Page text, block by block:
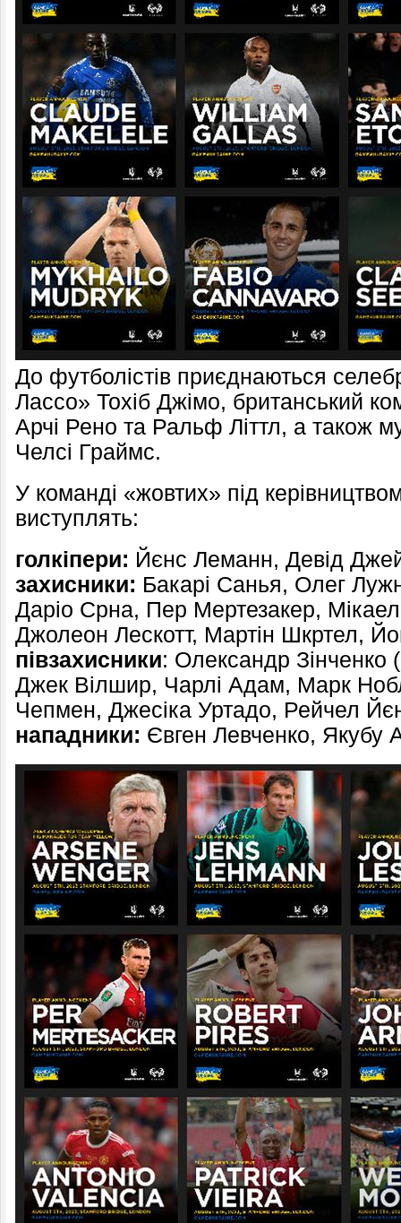
До футболістів приєднаються
Лассо» Тохіб Джімо, британський
Арчі Рено та Ральф Літтл, а також
Челсі Граймс.
У команді «жовтих» під
виступлять:
голкіпери: Йєнс Леманн, Девід
захисники: Бакарі Санья, Олег
Даріо Срна, Пер Мертезакер,
Джолеон Лескотт, Мартін Шкртел,
півзахисники: Олександр Зінченко
Джек Вілшир, Чарлі Адам, Марк
Чепмен, Джесіка Уртадо, Рейчел
нападники: Євген Левченко, Якубу